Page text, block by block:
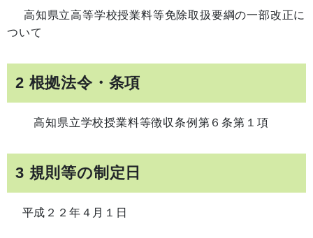
高知県立高等学校授業料等免除取扱要綱の一部改正に
ついて
2 根拠法令・条項
高知県立学校授業料等徴収条例第６条第１項
3 規則等の制定日
平成２２年４月１日